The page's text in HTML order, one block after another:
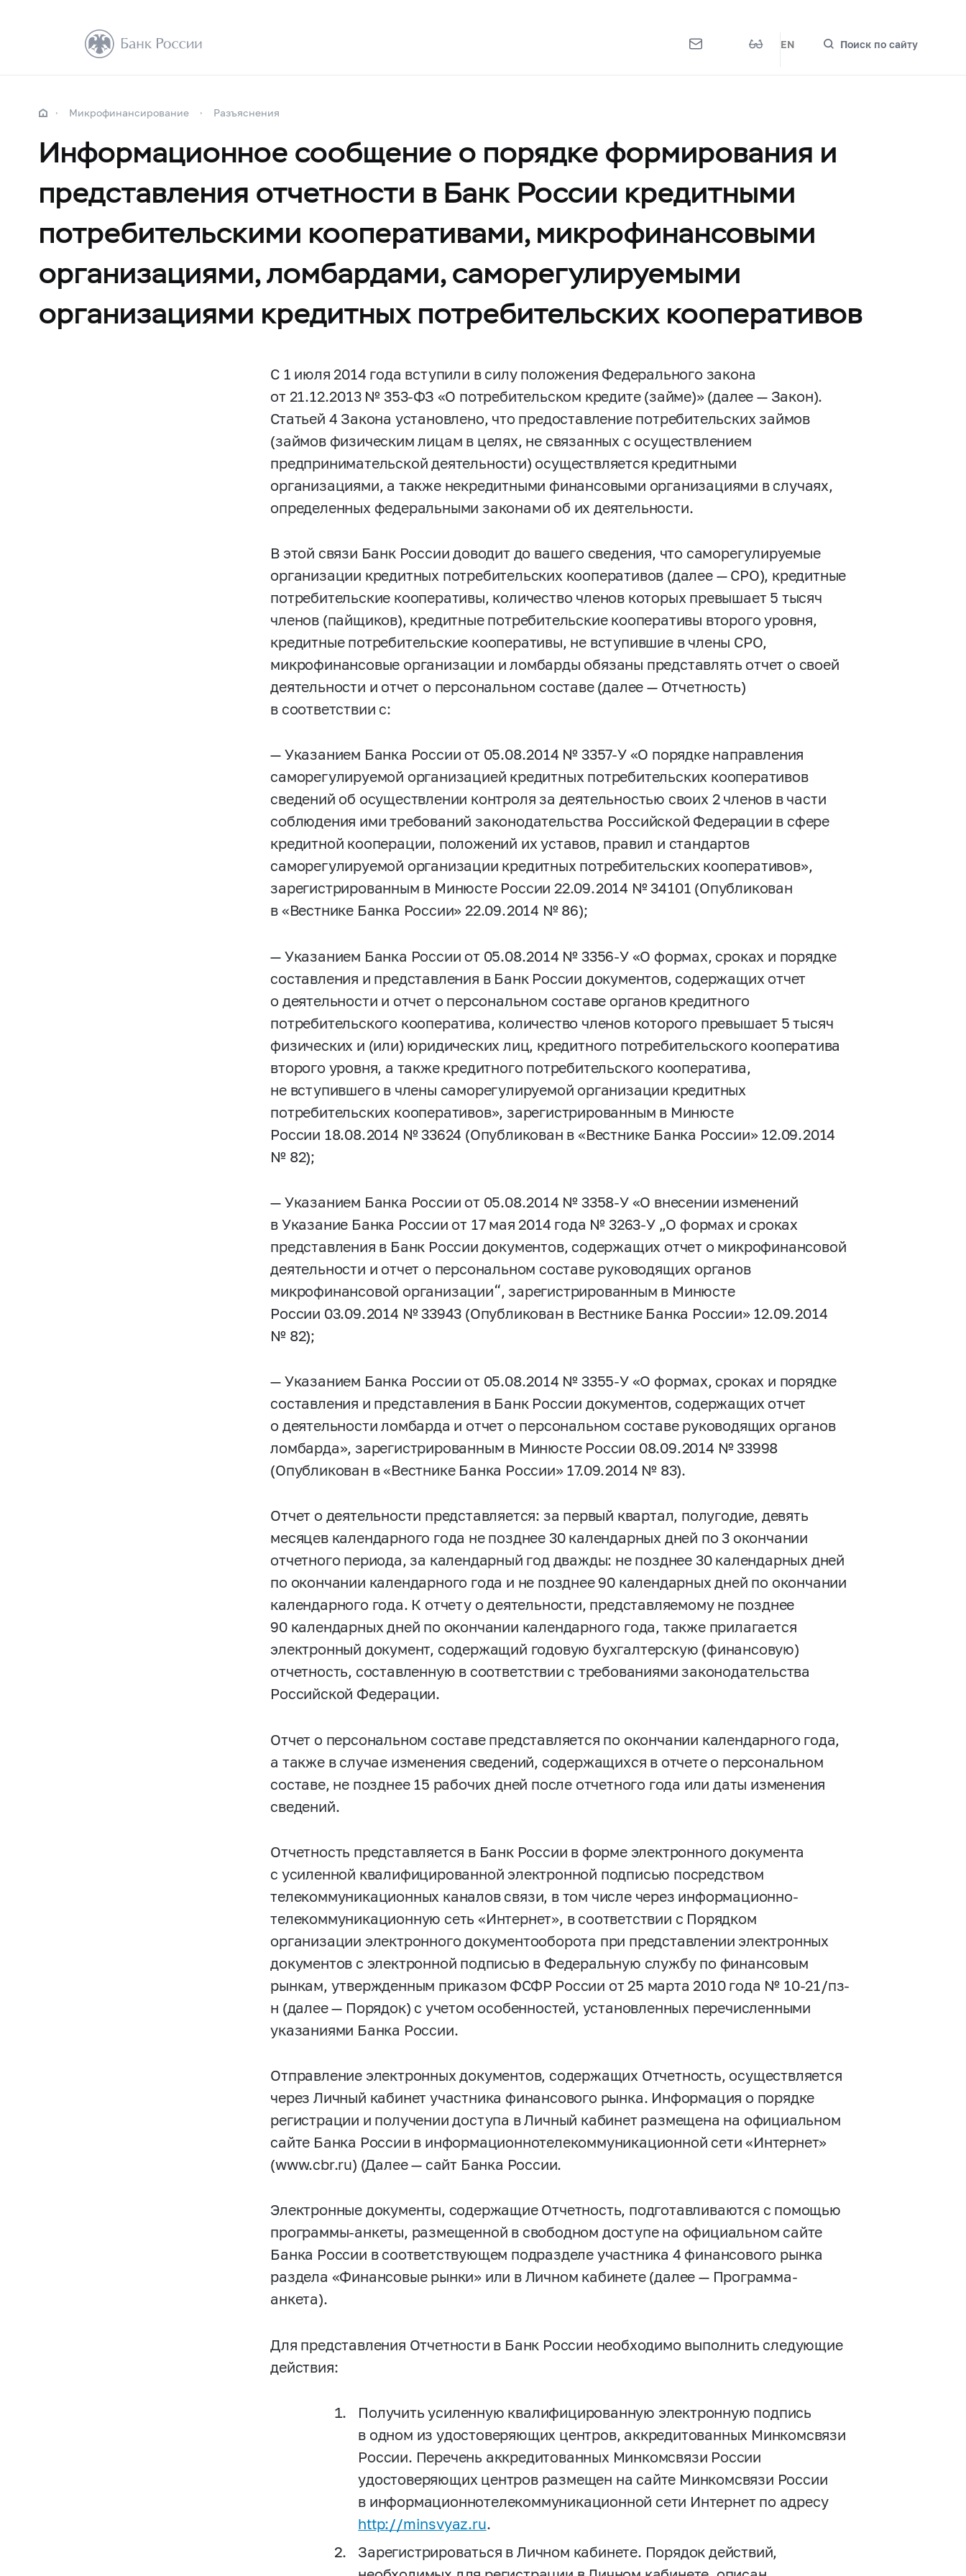
EN Поиск по сайту
Микрофинансирование Разъяснения
Информационное сообщение о порядке формирования и
представления отчетности в Банк России кредитными
потребительскими кооперативами, микрофинансовыми
организациями, ломбардами, саморегулируемыми
организациями кредитных потребительских кооперативов
С 1 июля 2014 года вступили в силу положения Федерального закона
от 21.12.2013 № 353-ФЗ «О потребительском кредите (займе)» (далее — Закон).
Статьей 4 Закона установлено, что предоставление потребительских займов
(займов физическим лицам в целях, не связанных с осуществлением
предпринимательской деятельности) осуществляется кредитными
организациями, а также некредитными финансовыми организациями в случаях,
определенных федеральными законами об их деятельности.
В этой связи Банк России доводит до вашего сведения, что саморегулируемые
организации кредитных потребительских кооперативов (далее — СРО), кредитные
потребительские кооперативы, количество членов которых превышает 5 тысяч
членов (пайщиков), кредитные потребительские кооперативы второго уровня,
кредитные потребительские кооперативы, не вступившие в члены СРО,
микрофинансовые организации и ломбарды обязаны представлять отчет о своей
деятельности и отчет о персональном составе (далее — Отчетность)
в соответствии с:
— Указанием Банка России от 05.08.2014 №3357-У«О порядке направления
саморегулируемой организацией кредитных потребительских кооперативов
сведений об осуществлении контроля за деятельностью своих 2 членов в части
соблюдения ими требований законодательства Российской Федерации в сфере
кредитной кооперации, положений их уставов, правил и стандартов
саморегулируемой организации кредитных потребительских кооперативов»,
зарегистрированным в Минюсте России 22.09.2014 № 34101 (Опубликован
в «Вестнике Банка России» 22.09.2014 № 86);
— Указанием Банка России от 05.08.2014 №3356-У«О формах, сроках и порядке
составления и представления в Банк России документов, содержащих отчет
о деятельности и отчет о персональном составе органов кредитного
потребительского кооператива, количество членов которого превышает 5 тысяч
физических и (или) юридических лиц, кредитного потребительского кооператива
второго уровня, а также кредитного потребительского кооператива,
не вступившего в члены саморегулируемой организации кредитных
потребительских кооперативов», зарегистрированным в Минюсте
России 18.08.2014 № 33624 (Опубликован в «Вестнике Банка России» 12.09.2014
№ 82);
— Указанием Банка России от 05.08.2014 №3358-У«О внесении изменений
в Указание Банка России от 17 мая 2014 года №3263-У„О формах и сроках
представления в Банк России документов, содержащих отчет о микрофинансовой
деятельности и отчет о персональном составе руководящих органов
микрофинансовой организации“, зарегистрированным в Минюсте
России 03.09.2014 № 33943 (Опубликован в Вестнике Банка России» 12.09.2014
№ 82);
— Указанием Банка России от 05.08.2014 №3355-У«О формах, сроках и порядке
составления и представления в Банк России документов, содержащих отчет
о деятельности ломбарда и отчет о персональном составе руководящих органов
ломбарда», зарегистрированным в Минюсте России 08.09.2014 № 33998
(Опубликован в «Вестнике Банка России» 17.09.2014 № 83).
Отчет о деятельности представляется: за первый квартал, полугодие, девять
месяцев календарного года не позднее 30 календарных дней по 3 окончании
отчетного периода, за календарный год дважды: не позднее 30 календарных дней
по окончании календарного года и не позднее 90 календарных дней по окончании
календарного года. К отчету о деятельности, представляемому не позднее
90 календарных дней по окончании календарного года, также прилагается
электронный документ, содержащий годовую бухгалтерскую (финансовую)
отчетность, составленную в соответствии с требованиями законодательства
Российской Федерации.
Отчет о персональном составе представляется по окончании календарного года,
а также в случае изменения сведений, содержащихся в отчете о персональном
составе, не позднее 15 рабочих дней после отчетного года или даты изменения
сведений.
Отчетность представляется в Банк России в форме электронного документа
с усиленной квалифицированной электронной подписью посредством
телекоммуникационных каналов связи, в том числе через информационно-
телекоммуникационную сеть «Интернет», в соответствии с Порядком
организации электронного документооборота при представлении электронных
документов с электронной подписью в Федеральную службу по финансовым
рынкам, утвержденным приказом ФСФР России от 25 марта 2010 года № 10-21/пз-
н (далее — Порядок) с учетом особенностей, установленных перечисленными
указаниями Банка России.
Отправление электронных документов, содержащих Отчетность, осуществляется
через Личный кабинет участника финансового рынка. Информация о порядке
регистрации и получении доступа в Личный кабинет размещена на официальном
сайте Банка России в информационнотелекоммуникационной сети «Интернет»
(www.cbr.ru) (Далее — сайт Банка России.
Электронные документы, содержащие Отчетность, подготавливаются с помощью
программы-анкеты, размещенной в свободном доступе на официальном сайте
Банка России в соответствующем подразделе участника 4 финансового рынка
раздела «Финансовые рынки» или в Личном кабинете (далее — Программа-
анкета).
Для представления Отчетности в Банк России необходимо выполнить следующие
действия:
Получить усиленную квалифицированную электронную подпись
в одном из удостоверяющих центров, аккредитованных Минкомсвязи
России. Перечень аккредитованных Минкомсвязи России
удостоверяющих центров размещен на сайте Минкомсвязи России
в информационнотелекоммуникационной сети Интернет по адресу
http://minsvyaz.ru.
Зарегистрироваться в Личном кабинете. Порядок действий,